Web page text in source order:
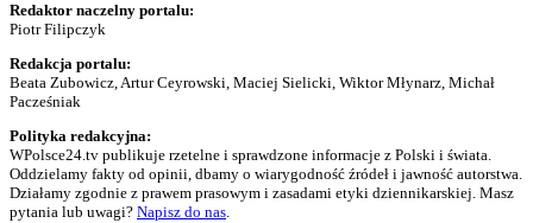
Redaktor naczelny portalu:
Piotr Filipczyk
Redakcja portalu:
Beata Zubowicz, Artur Ceyrowski, Maciej Sielicki, Wiktor Młynarz, Michał
Pacześniak
Polityka redakcyjna:
WPolsce24.tv publikuje rzetelne i sprawdzone informacje z Polski i świata.
Oddzielamy fakty od opinii, dbamy o wiarygodność źródeł i jawność autorstwa.
Działamy zgodnie z prawem prasowym i zasadami etyki dziennikarskiej. Masz
pytania lub uwagi? Napisz do nas.